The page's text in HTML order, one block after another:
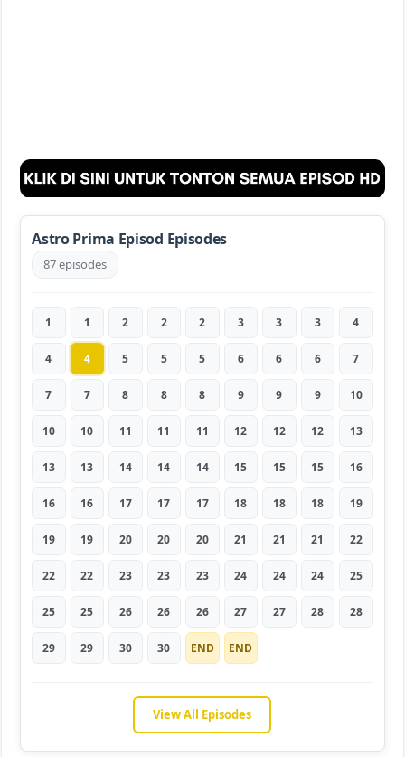
Astro Prima Episod Episodes
87 episodes
1 1 2 2 2 3 3 3 4
4 4 5 5 5 6 6 6 7
7 7 8 8 8 9 9 9 10
10 10 11 11 11 12 12 12 13
13 13 14 14 14 15 15 15 16
16 16 17 17 17 18 18 18 19
19 19 20 20 20 21 21 21 22
22 22 23 23 23 24 24 24 25
25 25 26 26 26 27 27 28 28
29 29 30 30 END END
View All Episodes